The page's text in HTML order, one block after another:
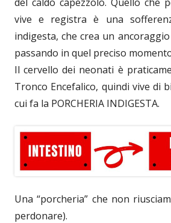
del caldo capezzolo. Quello che
vive e registra è una
indigesta, che crea un
passando in quel preciso
Il cervello dei neonati è
Tronco Encefalico, quindi vive di
cui fa la PORCHERIA INDIGESTA.
Una “porcheria” che non
perdonare).